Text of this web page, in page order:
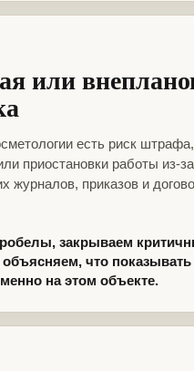
или
есть риск штрафа,
приостановки работы из-за
журналов, приказов и
закрываем
что показывать
на этом объекте.